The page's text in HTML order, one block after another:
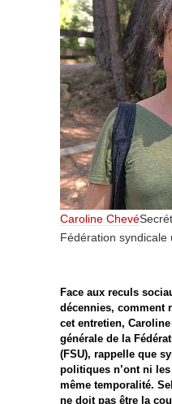
Caroline Chevé
Fédération syndicale
Face aux reculs
décennies, comment
cet entretien,
générale de la
(FSU), rappelle que
politiques n’ont ni
même temporalité.
ne doit pas être la